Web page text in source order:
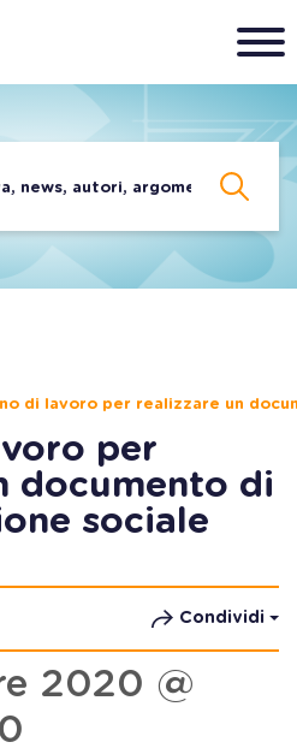
di lavoro per realizzare un
per
documento di
sociale
Condividi
2020 @